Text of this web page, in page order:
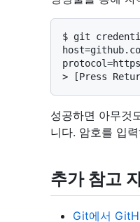
$ git
>
[Press
성공하면 아무것
니다. 암호를 입
추가 참고
Git에서